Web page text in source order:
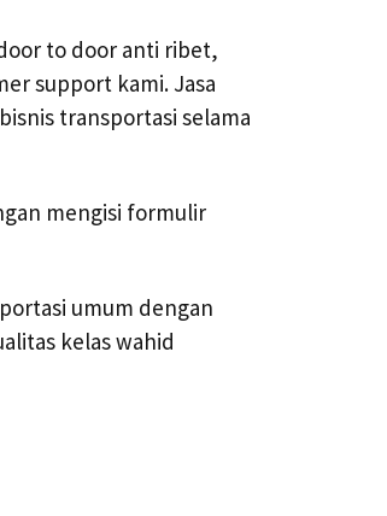
to door anti ribet,
support kami. Jasa
transportasi selama
mengisi formulir
umum dengan
kelas wahid